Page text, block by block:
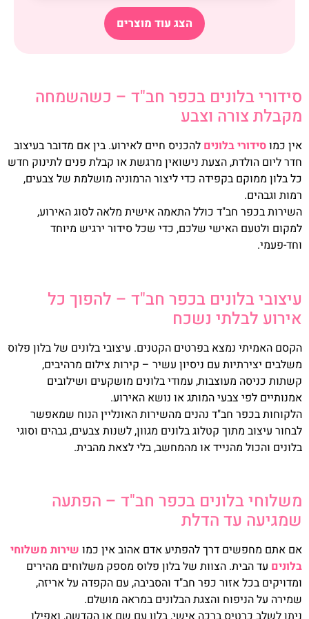
הצג עוד מוצרים
סידורי בלונים בכפר חב"ד – כשהשמחה
מקבלת צורה וצבע
אין כמוסידורי בלונים להכניס חיים לאירוע. בין אם מדובר בעיצוב
חדר ליום הולדת, הצעת נישואין מרגשת או קבלת פנים לתינוק חדש
כל בלון ממוקם בקפידה כדי ליצור הרמוניה מושלמת של צבעים,
רמות וגבהים.
השירות בכפר חב"ד כולל התאמה אישית מלאה לסוג האירוע,
למקום ולטעם האישי שלכם, כדי שכל סידור ירגיש מיוחד
וחד-פעמי.
עיצובי בלונים בכפר חב"ד – להפוך כל
אירוע לבלתי נשכח
הקסם האמיתי נמצא בפרטים הקטנים. עיצובי בלונים של בלון פלוס
משלבים יצירתיות עם ניסיון עשיר – קירות צילום מרהיבים,
קשתות כניסה מעוצבות, עמודי בלונים מושקעים ושילובים
אמנותיים לפי צבעי המותג או נושא האירוע.
הלקוחות בכפר חב"ד נהנים מהשירות האונליין הנוח שמאפשר
לבחור עיצוב מתוך קטלוג בלונים מגוון, לשנות צבעים, גבהים וסוגי
בלונים והכול מהנייד או מהמחשב, בלי לצאת מהבית.
משלוחי בלונים בכפר חב"ד – הפתעה
שמגיעה עד הדלת
אם אתם מחפשים דרך להפתיע אדם אהוב אין כמו שירות משלוחי
בלונים עד הבית. הצוות של בלון פלוס מספק משלוחים מהירים
ומדויקים בכל אזור כפר חב"ד והסביבה, עם הקפדה על אריזה,
שמירה על הניפוח והצגת הבלונים במראה מושלם.